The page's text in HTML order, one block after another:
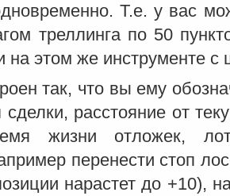
Т.е. у вас
треллинга по 50
на этом же инструменте с
так, что вы ему
сделки, расстояние от
жизни отложек,
перенести стоп
нарастет до +10),